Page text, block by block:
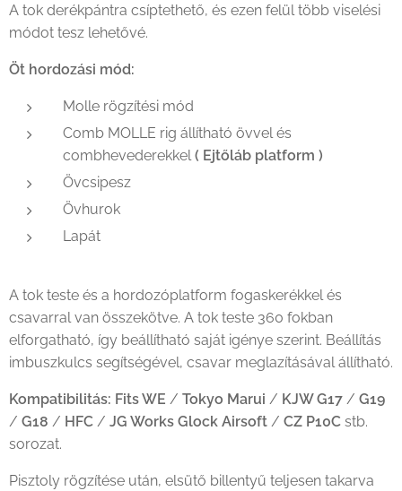
A tok derékpántra csíptethető, és ezen felül több viselési
módot tesz lehetővé.
Öt hordozási mód:
Molle rögzítési mód
Comb MOLLE rig állítható övvel és
combhevederekkel ( Ejtőláb platform )
Övcsipesz
Övhurok
Lapát
A tok teste és a hordozóplatform fogaskerékkel és
csavarral van összekötve. A tok teste 360 fokban
elforgatható, így beállítható saját igénye szerint. Beállítás
imbuszkulcs segítségével, csavar meglazításával állítható.
Kompatibilitás: Fits WE / Tokyo Marui / KJW G17 / G19
/ G18 / HFC / JG Works Glock Airsoft / CZ P10C stb.
sorozat.
Pisztoly rögzítése után, elsütő billentyű teljesen takarva